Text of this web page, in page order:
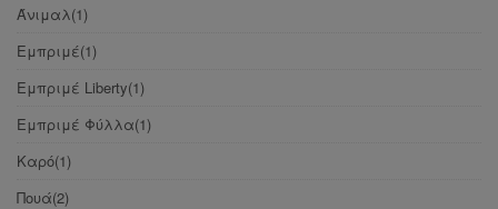
Άνιμαλ(1)
Εμπριμέ(1)
Εμπριμέ Liberty(1)
Εμπριμέ Φύλλα(1)
Καρό(1)
Πουά(2)